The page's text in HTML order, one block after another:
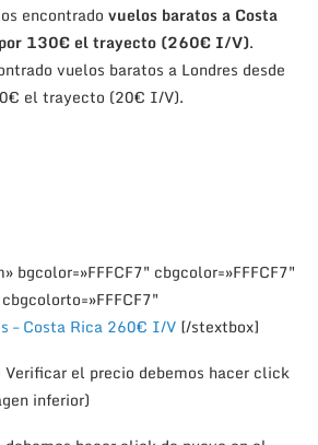
encontrado vuelos baratos a Costa
por 130€ el trayecto (260€ I/V).
vuelos baratos a Londres desde
el trayecto (20€ I/V).
bgcolor=»FFFCF7″ cbgcolor=»FFFCF7″
– Costa Rica 260€ I/V [/stextbox]
Verificar el precio debemos hacer click
inferior)